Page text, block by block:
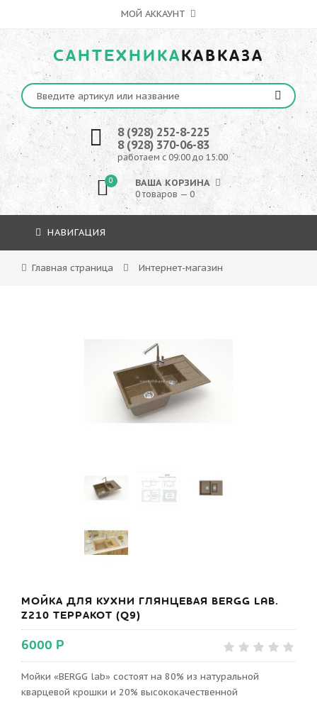
МОЙ АККАУНТ
САНТЕХНИКАКАВКАЗА
8 (928) 252-8-225
8 (928) 370-06-83
работаем с 09:00 до 15:00
0 ВАША КОРЗИНА
0 товаров — 0
НАВИГАЦИЯ
Главная страница Интернет-магазин
МОЙКА ДЛЯ КУХНИ ГЛЯНЦЕВАЯ BERGG LAB.
Z210 ТЕРРАКОТ (Q9)
6000 Р
Мойки «BERGG lab» состоят на 80% из натуральной
кварцевой крошки и 20% высококачественной